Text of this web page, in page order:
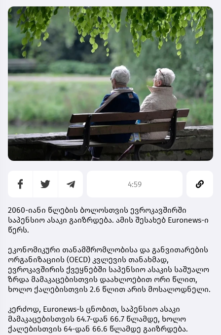
4:59
2060-იანი წლების ბოლოსთვის ევროკავშირში
საპენსიო ასაკი გაიზრდება. ამის შესახებ Euronews-ი
წერს.
ეკონომიკური თანამშრომლობისა და განვითარების
ორგანიზაციის (OECD) კვლევის თანახმად,
ევროკავშირის ქვეყნებში საპენსიო ასაკის საშუალო
ზრდა მამაკაცებისთვის დაახლოებით ორი წლით,
ხოლო ქალებისთვის 2.6 წლით არის მოსალოდნელი.
კერძოდ, Euronews-ს ცნობით, საპენსიო ასაკი
მამაკაცებისთვის 64.7-დან 66.7 წლამდე, ხოლო
ქალებისთვის 64-დან 66.6 წლამდე გაიზრდება.